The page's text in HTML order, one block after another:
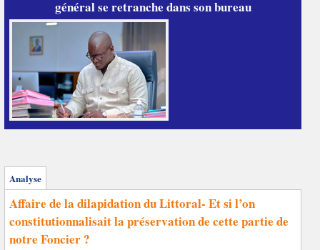
général se retranche dans son bureau
Analyse
Affaire de la dilapidation du Littoral- Et si l’on
constitutionnalisait la préservation de cette partie de
notre Foncier ?